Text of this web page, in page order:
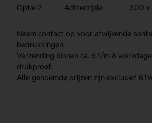
Optie 2
Achterzijde 300 x
Neem contact op voor afwijkende
bedrukkingen.
Verzending binnen ca. 6 t/m 8
drukproef.
Alle genoemde prijzen zijn exclusief